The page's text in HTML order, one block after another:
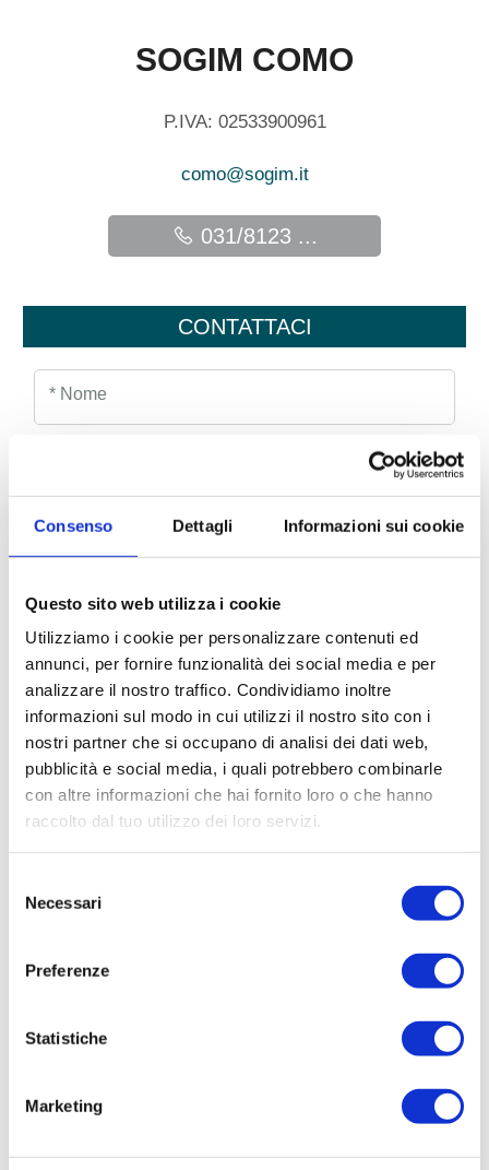
Consenso Dettagli Informazioni sui cookie
Questo sito web utilizza i cookie
Utilizziamo i cookie per personalizzare contenuti ed
annunci, per fornire funzionalità dei social media e per
analizzare il nostro traffico. Condividiamo inoltre
informazioni sul modo in cui utilizzi il nostro sito con i
nostri partner che si occupano di analisi dei dati web,
pubblicità e social media, i quali potrebbero combinarle
con altre informazioni che hai fornito loro o che hanno
raccolto dal tuo utilizzo dei loro servizi.
delNecessari
Preferenze
Statistiche
Marketing
SOGIM COMO
P.IVA: 02533900961
como@sogim.it
031/8123 ...
CONTATTACI
* Nome
* Telefono
* Email
* Di quali informazioni hai bisogno?
il trattamento dei miei dati personali ai sensi dell'attuale
normativa e confermo di aver preso visione dell'informativa
Alcuni immobili che potrebbero interessarti